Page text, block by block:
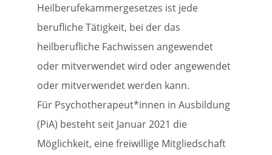
Heilberufekammergesetzes ist jede
berufliche Tätigkeit, bei der das
heilberufliche Fachwissen angewendet
oder mitverwendet wird oder angewendet
oder mitverwendet werden kann.
Für Psychotherapeut*innen in Ausbildung
(PiA) besteht seit Januar 2021 die
Möglichkeit, eine freiwillige Mitgliedschaft